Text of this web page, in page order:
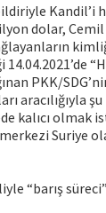
dolar,
PKK/
aracılığıyla
kalıcı olmak
Suriye
“barış